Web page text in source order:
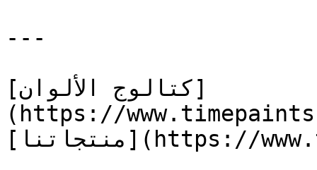
---
[كتالوج الألوان]
(https://
[منتجاتنا](https://www.timepaints.com/ar/products)